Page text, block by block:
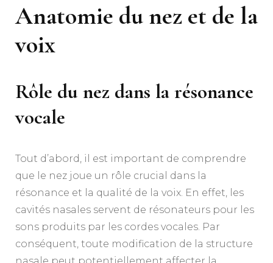
Anatomie du nez et de la
voix
Rôle du nez dans la résonance
vocale
Tout d’abord, il est important de comprendre
que le nez joue un rôle crucial dans la
résonance et la qualité de la voix. En effet, les
cavités nasales servent de résonateurs pour les
sons produits par les cordes vocales. Par
conséquent, toute modification de la structure